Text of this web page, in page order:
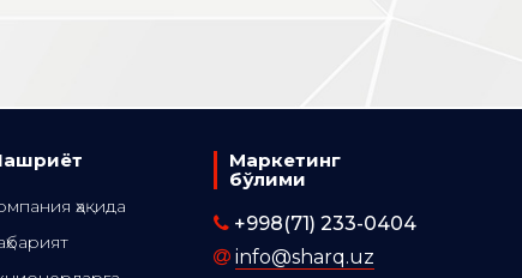
ҳақида
Маркетинг
бўлими
+998(71) 233-0404
info@sharq.uz